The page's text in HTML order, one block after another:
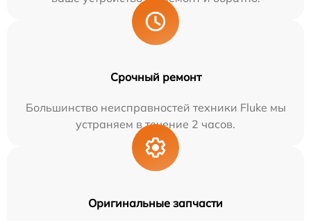
Срочный ремонт
Большинство неисправностей техники Fluke мы
устраняем в течение 2 часов.
Оригинальные запчасти